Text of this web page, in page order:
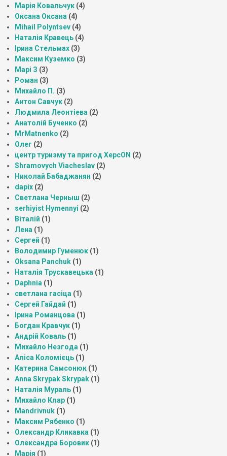
Марія Ковальчук (4)
Оксана Оксана (4)
Mihail Polyntsev (4)
Наталія Кравець (4)
Ірина Стельмах (3)
Максим Куземко (3)
Марі З (3)
Роман (3)
Михайло П. (3)
Антон Савчук (2)
Людмила Леонтіева (2)
Анатолій Бученко (2)
MrMatnenko (2)
Олег (2)
центр туризму та пригод ХерсON (2)
Shramovych Viacheslav (2)
Николай Бабаджанян (2)
dapix (2)
Светлана Черныш (2)
serhiyist Hymennyi (2)
Віталій (1)
Лена (1)
Сергей (1)
Володимир Гуменюк (1)
Oksana Panchuk (1)
Наталія Трускавецька (1)
Daphnia (1)
светлана гасіца (1)
Сергей Гайдай (1)
Ірина Романцова (1)
Богдан Кравчук (1)
Андрій Коваль (1)
Михайло Незгода (1)
Аліса Коломієць (1)
Катерина Самсонюк (1)
Anna Skrypak Skrypak (1)
Наталія Мураль (1)
Михайло Клар (1)
Mandrivnuk (1)
Максим Рябенко (1)
Олександр Кликавка (1)
Олександра Боровик (1)
Марія (1)